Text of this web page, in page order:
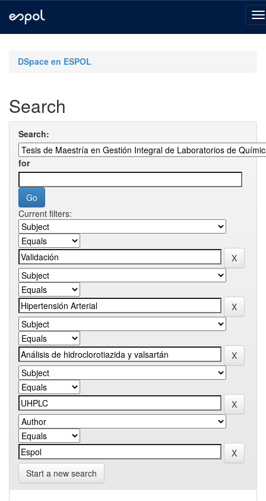
navigationDSpace en ESPOL
Search
Search:
for
Current filters:
Start a new search